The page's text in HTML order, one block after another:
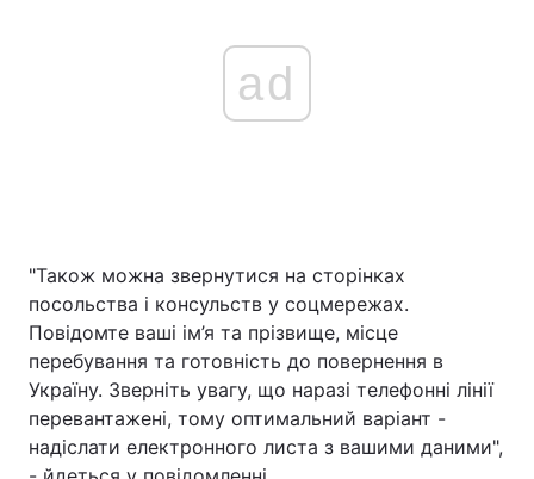
ad
"Також можна звернутися на сторінках
посольства і консульств у соцмережах.
Повідомте ваші ім’я та прізвище, місце
перебування та готовність до повернення в
Україну. Зверніть увагу, що наразі телефонні лінії
перевантажені, тому оптимальний варіант -
надіслати електронного листа з вашими даними",